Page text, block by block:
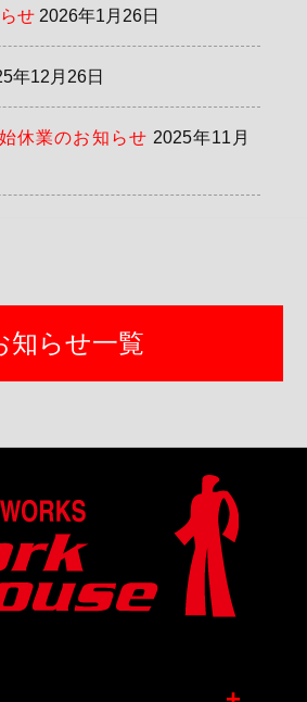
せ 2026年1月26日
年12月26日
休業のお知らせ 2025年11月
知らせ一覧